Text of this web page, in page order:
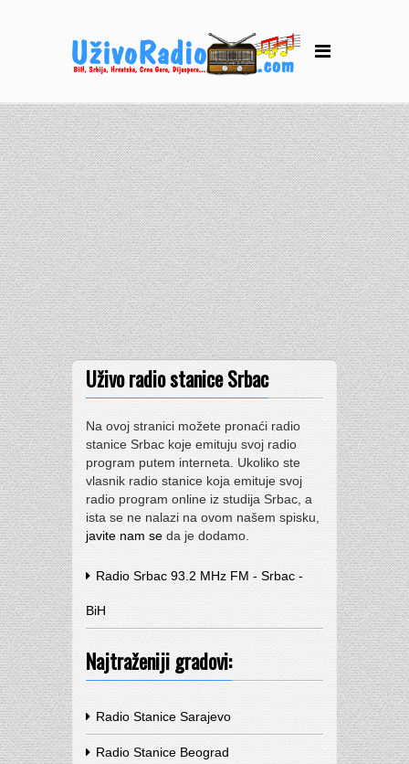
Uživo radio stanice Srbac
Na ovoj stranici možete pronaći radio
stanice Srbac koje emituju svoj radio
program putem interneta. Ukoliko ste
vlasnik radio stanice koja emituje svoj
radio program online iz studija Srbac, a
ista se ne nalazi na ovom našem spisku,
javite nam se da je dodamo.
Radio Srbac 93.2 MHz FM - Srbac -
BiH
Najtraženiji gradovi:
Radio Stanice Sarajevo
Radio Stanice Beograd